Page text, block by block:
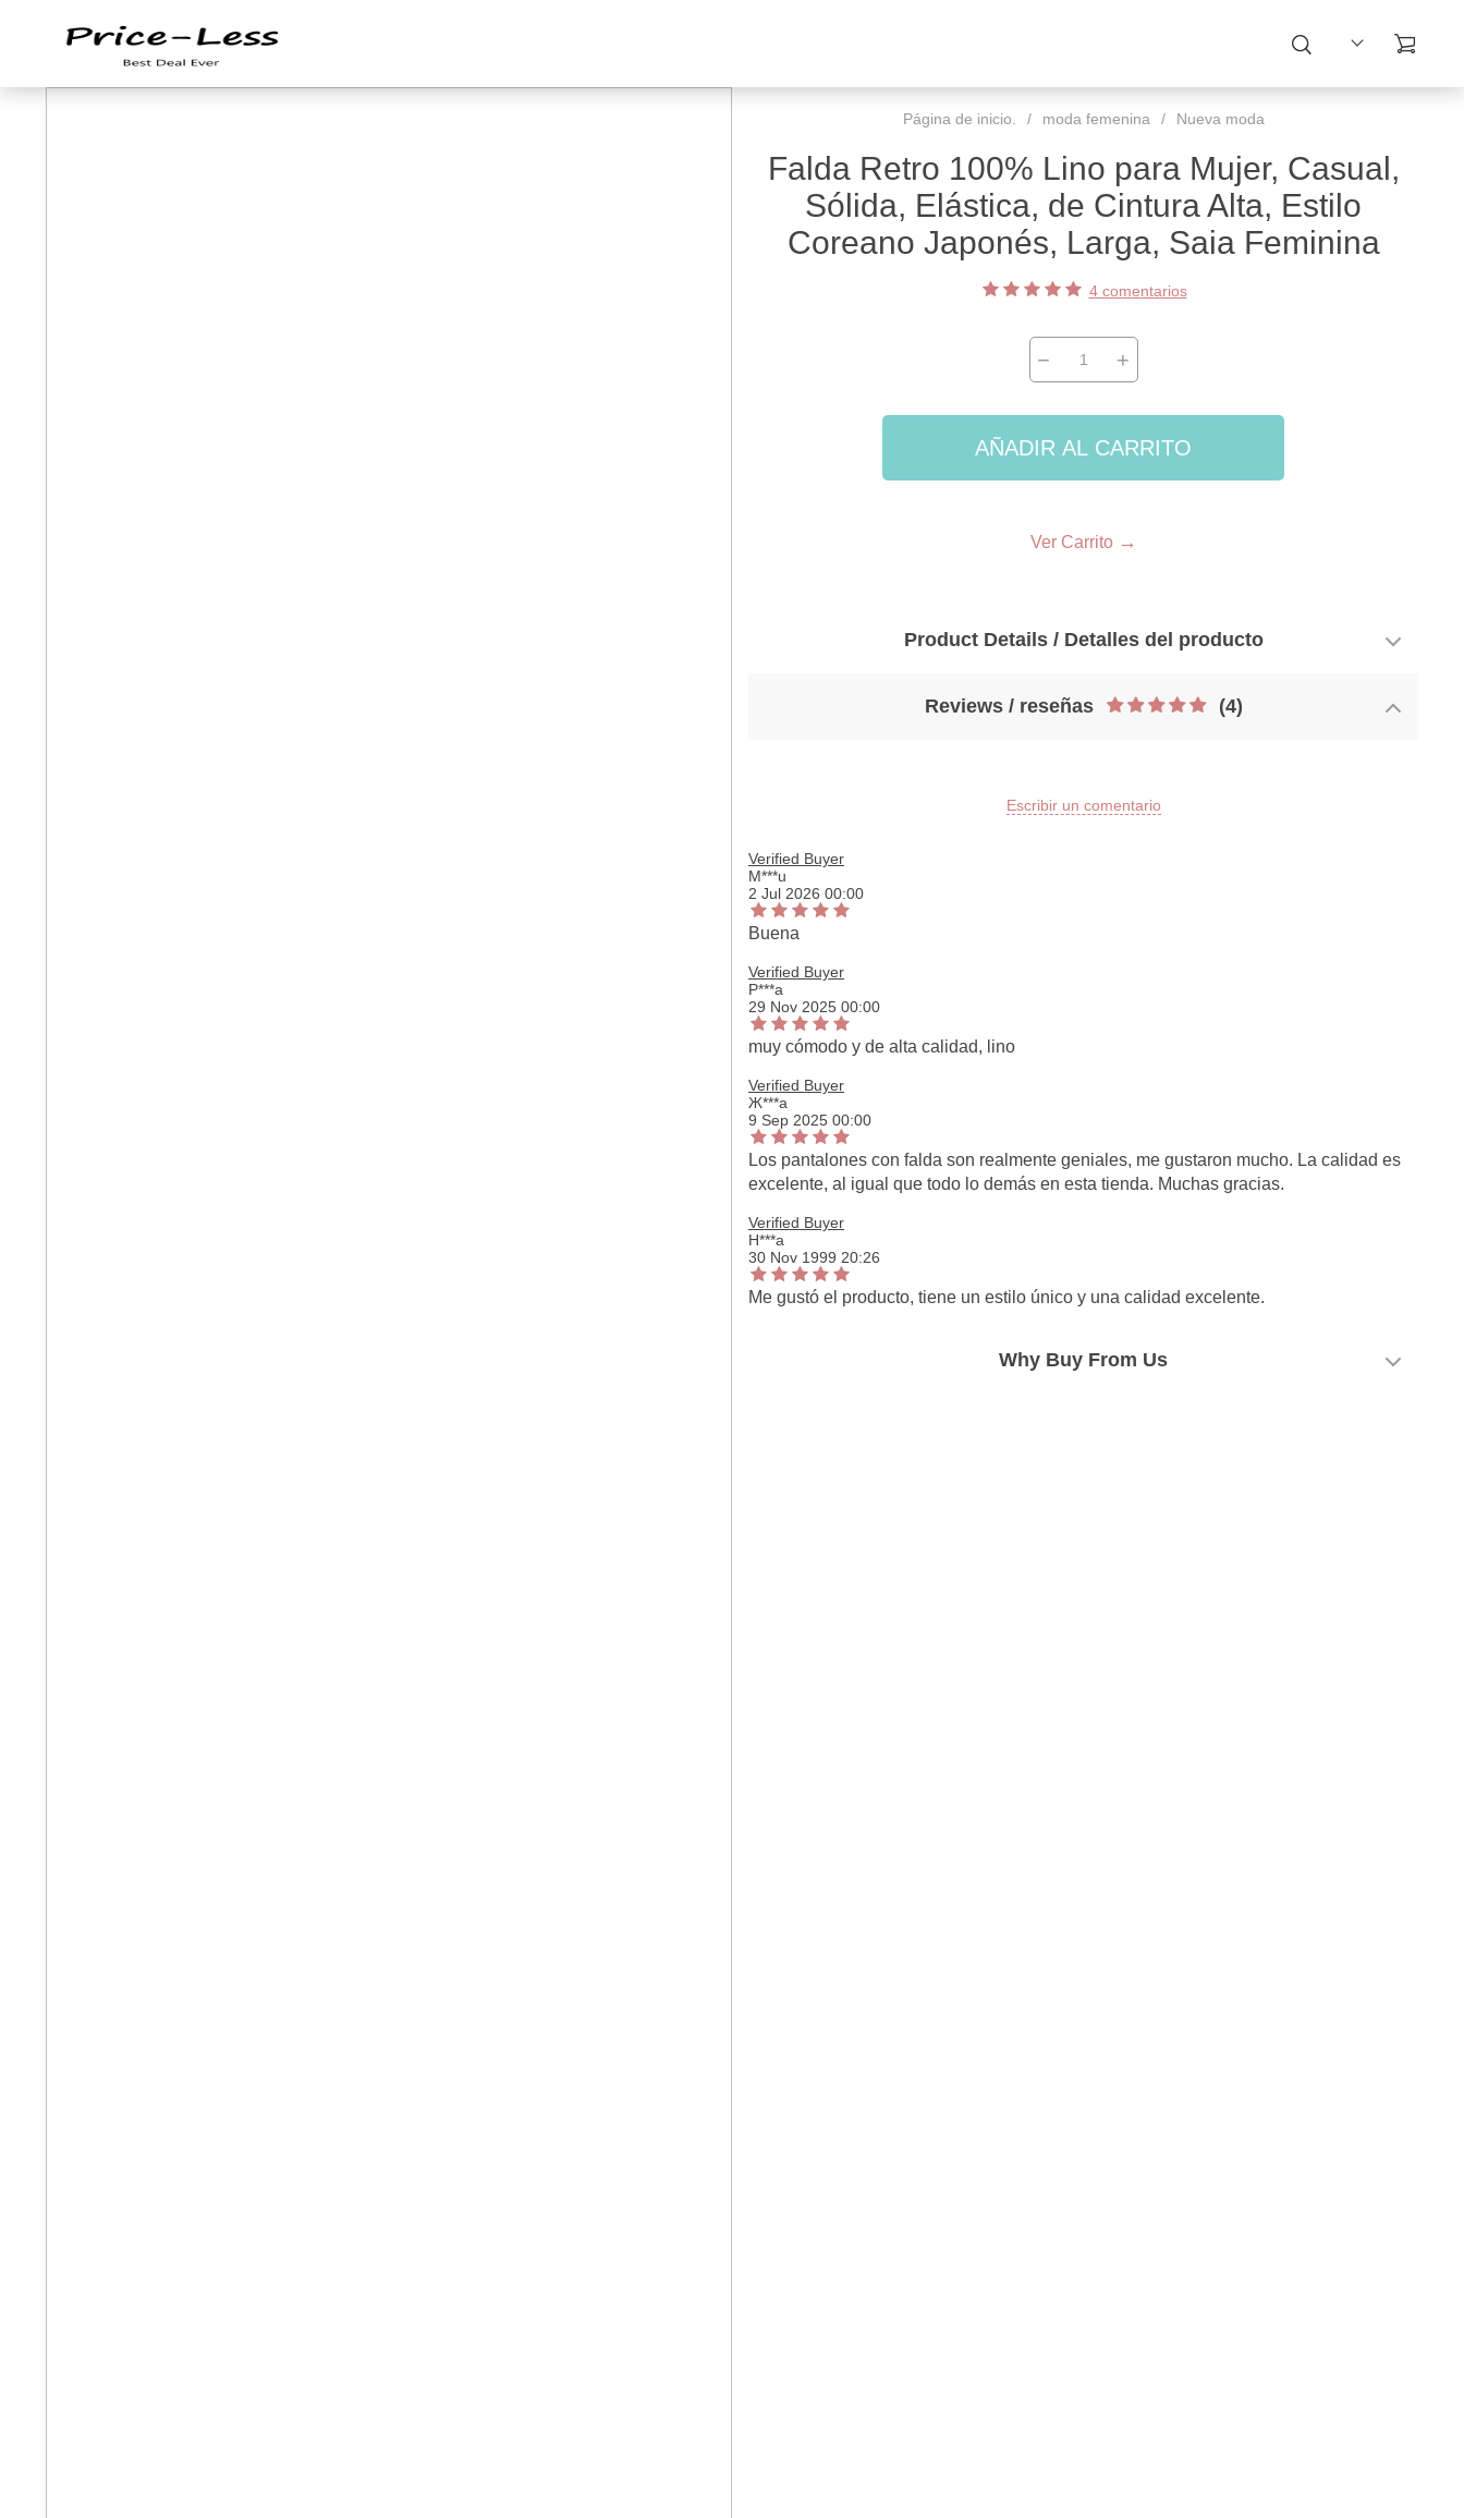
Página de inicio. / moda femenina / Nueva moda
Falda Retro 100% Lino para Mujer, Casual,
Sólida, Elástica, de Cintura Alta, Estilo
Coreano Japonés, Larga, Saia Feminina
4 comentarios
− +
AÑADIR AL CARRITO
Ver Carrito →
Product Details / Detalles del producto
Reviews / reseñas (4)
Escribir un comentario
Verified Buyer
M***u
2 Jul 2026 00:00
Buena
Verified Buyer
Р***а
29 Nov 2025 00:00
muy cómodo y de alta calidad, lino
Verified Buyer
Ж***а
9 Sep 2025 00:00
Los pantalones con falda son realmente geniales, me gustaron mucho. La calidad es
excelente, al igual que todo lo demás en esta tienda. Muchas gracias.
Verified Buyer
Н***а
30 Nov 1999 20:26
Me gustó el producto, tiene un estilo único y una calidad excelente.
Why Buy From Us